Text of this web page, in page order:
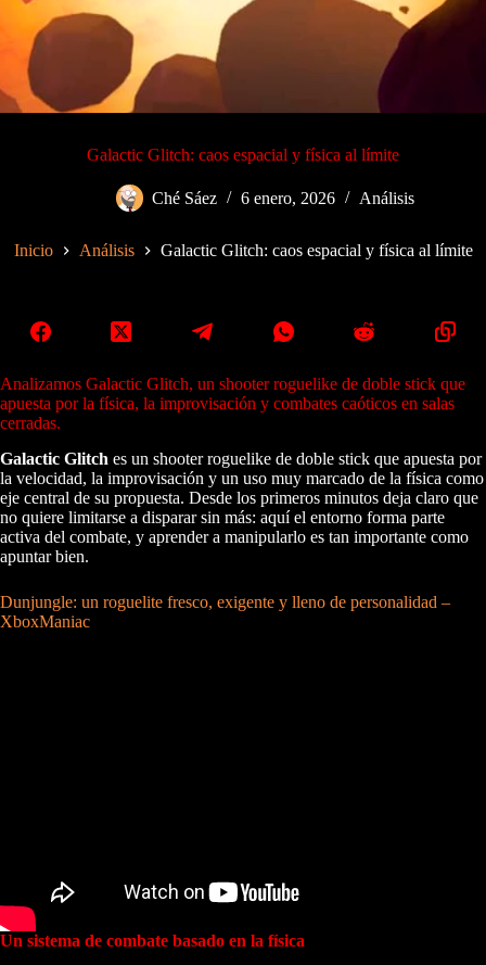
Galactic Glitch: caos espacial y física al límite
Ché Sáez 6 enero, 2026 Análisis
Inicio Análisis Galactic Glitch: caos espacial y física al límite
Analizamos Galactic Glitch, un shooter roguelike de doble stick que
apuesta por la física, la improvisación y combates caóticos en salas
cerradas.
Galactic Glitch es un shooter roguelike de doble stick que apuesta por
la velocidad, la improvisación y un uso muy marcado de la física como
eje central de su propuesta. Desde los primeros minutos deja claro que
no quiere limitarse a disparar sin más: aquí el entorno forma parte
activa del combate, y aprender a manipularlo es tan importante como
apuntar bien.
Dunjungle: un roguelite fresco, exigente y lleno de personalidad –
XboxManiac
Un sistema de combate basado en la física